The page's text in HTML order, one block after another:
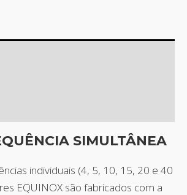
SIMULTÂNEA
individuais (4, 5, 10, 15, 20 e 40
EQUINOX são fabricados com a